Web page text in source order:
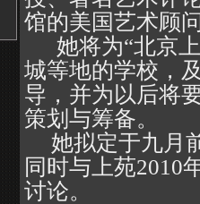
馆的美国艺术顾
她将为“北京上
城等地的学校，
导，并为以后将
策划与筹备。
她拟定于九月
同时与上苑2010
讨论。